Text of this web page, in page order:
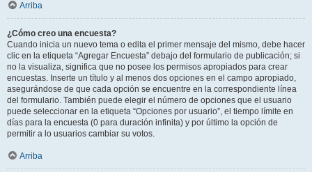
Arriba
¿Cómo creo una encuesta?
Cuando inicia un nuevo tema o edita el primer mensaje del mismo, debe hacer
clic en la etiqueta “Agregar Encuesta” debajo del formulario de publicación; si
no la visualiza, significa que no posee los permisos apropiados para crear
encuestas. Inserte un título y al menos dos opciones en el campo apropiado,
asegurándose de que cada opción se encuentre en la correspondiente línea
del formulario. También puede elegir el número de opciones que el usuario
puede seleccionar en la etiqueta “Opciones por usuario”, el tiempo límite en
días para la encuesta (0 para duración infinita) y por último la opción de
permitir a lo usuarios cambiar su votos.
Arriba